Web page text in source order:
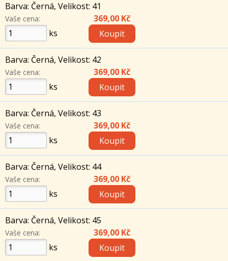
Barva: Černá, Velikost: 41
Vaše cena:
ks
369,00 Kč
Barva: Černá, Velikost: 42
Vaše cena:
ks
369,00 Kč
Barva: Černá, Velikost: 43
Vaše cena:
ks
369,00 Kč
Barva: Černá, Velikost: 44
Vaše cena:
ks
369,00 Kč
Barva: Černá, Velikost: 45
Vaše cena:
ks
369,00 Kč